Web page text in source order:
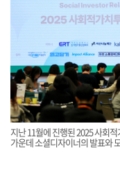
지난 11월에 진행된 2025 사회
가운데 소셜디자이너의 발표와